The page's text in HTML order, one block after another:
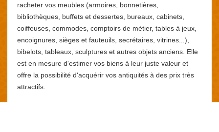
racheter vos meubles (armoires, bonnetières,
bibliothèques, buffets et dessertes, bureaux, cabinets,
coiffeuses, commodes, comptoirs de métier, tables à jeux,
encoignures, sièges et fauteuils, secrétaires, vitrines...),
bibelots, tableaux, sculptures et autres objets anciens. Elle
est en mesure d'estimer vos biens à leur juste valeur et
offre la possibilité d'acquérir vos antiquités à des prix très
attractifs.